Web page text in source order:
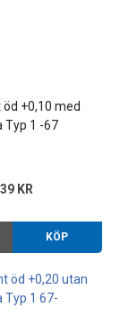
öd +0,10 med
Typ 1 -67
KR
KÖP